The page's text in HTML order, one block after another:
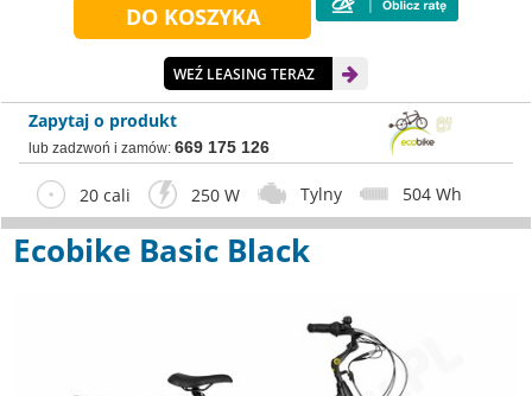
WEŹ LEASING TERAZ
Zapytaj o produkt
lub zadzwoń i zamów: 669 175 126
20 cali 250 W Tylny 504 Wh
Ecobike Basic Black